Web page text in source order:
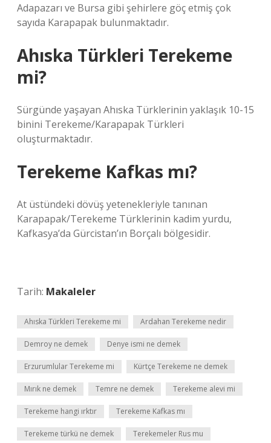
Adapazarı ve Bursa gibi şehirlere göç etmiş çok
sayıda Karapapak bulunmaktadır.
Ahıska Türkleri Terekeme
mi?
Sürgünde yaşayan Ahıska Türklerinin yaklaşık 10-15
binini Terekeme/Karapapak Türkleri
oluşturmaktadır.
Terekeme Kafkas mı?
At üstündeki dövüş yetenekleriyle tanınan
Karapapak/Terekeme Türklerinin kadim yurdu,
Kafkasya’da Gürcistan’ın Borçalı bölgesidir.
Tarih: Makaleler
Ahıska Türkleri Terekeme mi Ardahan Terekeme nedir
Demroy ne demek Denye ismi ne demek
Erzurumlular Terekeme mi Kürtçe Terekeme ne demek
Mırık ne demek Temre ne demek Terekeme alevi mi
Terekeme hangi ırktır Terekeme Kafkas mı
Terekeme türkü ne demek Terekemeler Rus mu